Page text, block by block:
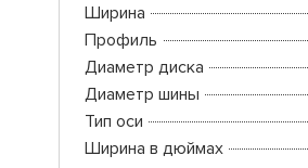
Ширина
Профиль
Диаметр диска
Диаметр шины
Тип оси
Ширина в дюймах